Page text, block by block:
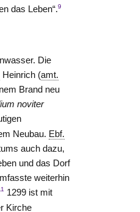
das Leben“.9
Die
Heinrich (amt.
Brand neu
noviter
Neubau. Ebf.
auch dazu,
und das Dorf
weiterhin
1299 ist mit
Kirche